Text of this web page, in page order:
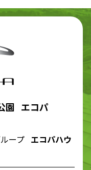
園 エコパ
ープ エコパハウ